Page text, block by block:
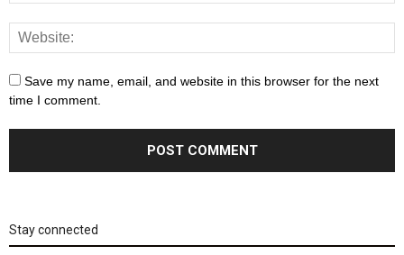
Save my name, email, and website in this browser for the next
time I comment.
Stay connected